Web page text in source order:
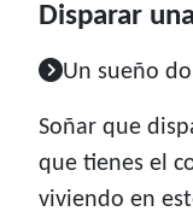
Disparar
Un sueño
Soñar que
que tienes el
viviendo en